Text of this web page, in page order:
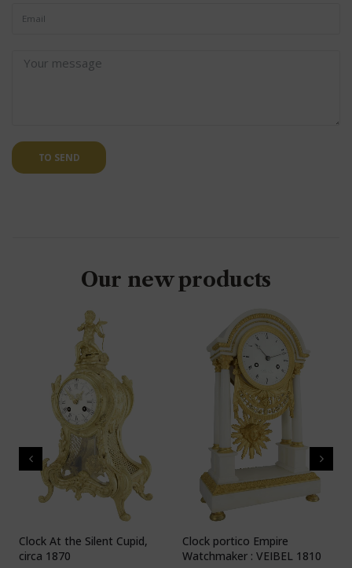
TO SEND
Our new products
Clock At the Silent Cupid,
circa 1870
Clock portico Empire
Watchmaker : VEIBEL 1810